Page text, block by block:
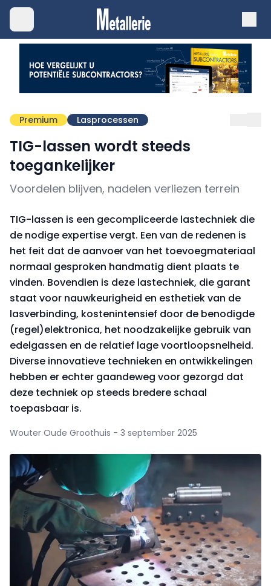
Premium Lasprocessen
TIG-lassen wordt steeds
toegankelijker
Voordelen blijven, nadelen verliezen terrein
TIG-lassen is een gecompliceerde lastechniek die
de nodige expertise vergt. Een van de redenen is
het feit dat de aanvoer van het toevoegmateriaal
normaal gesproken handmatig dient plaats te
vinden. Bovendien is deze lastechniek, die garant
staat voor nauwkeurigheid en esthetiek van de
lasverbinding, kostenintensief door de benodigde
(regel)elektronica, het noodzakelijke gebruik van
edelgassen en de relatief lage voortloopsnelheid.
Diverse innovatieve technieken en ontwikkelingen
hebben er echter gaandeweg voor gezorgd dat
deze techniek op steeds bredere schaal
toepasbaar is.
Wouter Oude Groothuis - 3 september 2025